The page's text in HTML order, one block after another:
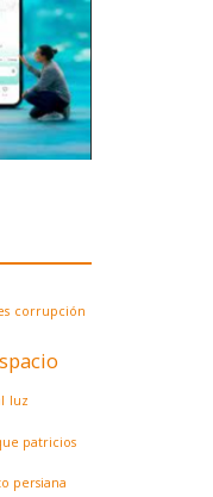
corrupción
luz
patricios
persiana